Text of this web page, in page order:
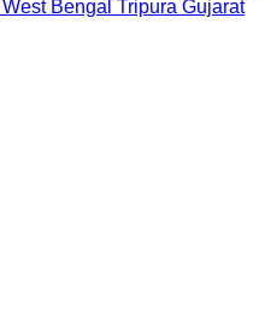
West Bengal Tripura Gujarat